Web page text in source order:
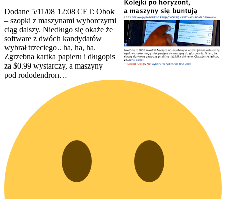
Dodane 5/11/08 12:08 CET: Obok
– szopki z maszynami wyborczymi
ciąg dalszy. Niedługo się okaże że
software z dwóch kandydatów
wybrał trzeciego.. ha, ha, ha.
Zgrzebna kartka papieru i długopis
za $0.99 wystarczy, a maszyny
pod rododendron…